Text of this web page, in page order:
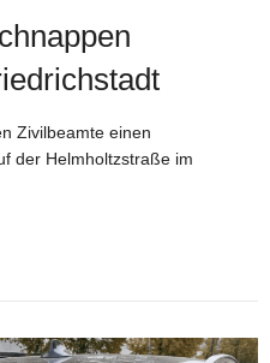
Zivilbeamte einen
der Helmholtzstraße im